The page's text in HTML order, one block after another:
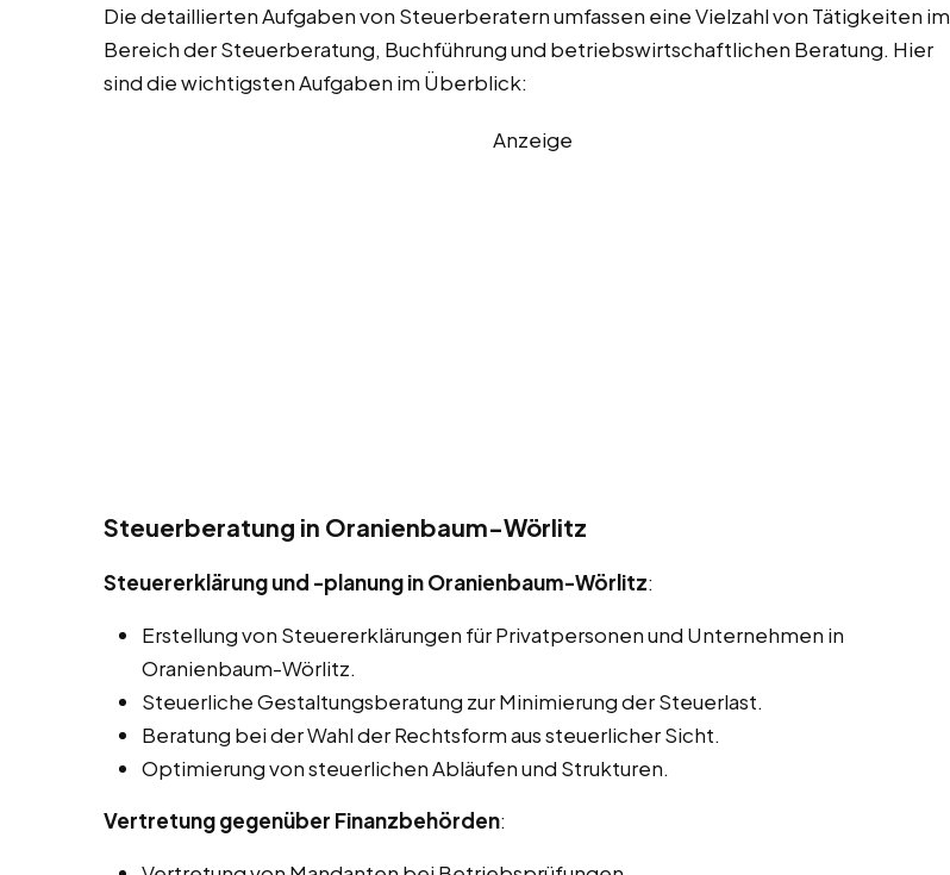
Die detaillierten Aufgaben von Steuerberatern umfassen eine Vielzahl von Tätigkeiten im
Bereich der Steuerberatung, Buchführung und betriebswirtschaftlichen Beratung. Hier
sind die wichtigsten Aufgaben im Überblick:
Anzeige
Steuerberatung in Oranienbaum-Wörlitz
Steuererklärung und -planung in Oranienbaum-Wörlitz:
Erstellung von Steuererklärungen für Privatpersonen und Unternehmen in
Oranienbaum-Wörlitz.
Steuerliche Gestaltungsberatung zur Minimierung der Steuerlast.
Beratung bei der Wahl der Rechtsform aus steuerlicher Sicht.
Optimierung von steuerlichen Abläufen und Strukturen.
Vertretung gegenüber Finanzbehörden: